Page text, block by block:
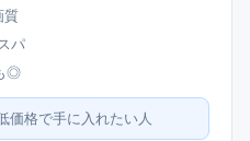
質
パ
◎
価格で手に入れたい人